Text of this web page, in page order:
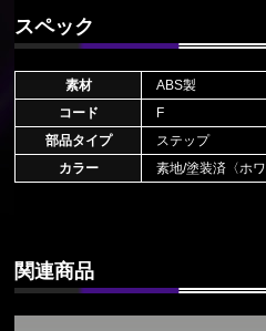
スペック
素材
ABS製
コード
F
部品タイプ
ステップ
カラー
素地/塗装済〈ホ
関連商品